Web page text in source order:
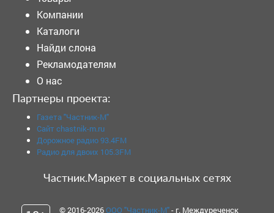
Компании
Каталоги
Найди слона
Рекламодателям
О нас
Партнеры проекта:
Газета "Частник-М"
Сайт chastnik-m.ru
Дорожное радио 93.4FM
Радио для двоих 105.3FM
Частник.Маркет в социальных сетях
© 2016-2026ООО "Частник-М"- г. Междуреченск